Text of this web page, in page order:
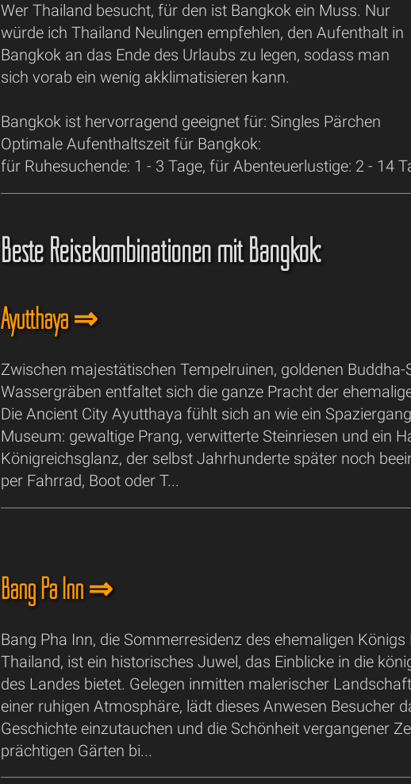
Wer Thailand besucht, für den ist Bangkok ein Muss. Nur
würde ich Thailand Neulingen empfehlen, den Aufenthalt in
Bangkok an das Ende des Urlaubs zu legen, sodass man
sich vorab ein wenig akklimatisieren kann.
Bangkok ist hervorragend geeignet für: Singles Pärchen
Optimale Aufenthaltszeit für Bangkok:
für Ruhesuchende: 1 - 3 Tage, für Abenteuerlustige: 2 - 14
Beste Reisekombinationen mit Bangkok:
Ayutthaya ⇒
Zwischen majestätischen Tempelruinen, goldenen Buddha-
Wassergräben entfaltet sich die ganze Pracht der
Die Ancient City Ayutthaya fühlt sich an wie ein
Museum: gewaltige Prang, verwitterte Steinriesen und ein
Königreichsglanz, der selbst Jahrhunderte später noch
per Fahrrad, Boot oder T...
Bang Pa Inn ⇒
Bang Pha Inn, die Sommerresidenz des ehemaligen
Thailand, ist ein historisches Juwel, das Einblicke in die
des Landes bietet. Gelegen inmitten malerischer
einer ruhigen Atmosphäre, lädt dieses Anwesen Besucher
Geschichte einzutauchen und die Schönheit vergangener
prächtigen Gärten bi...